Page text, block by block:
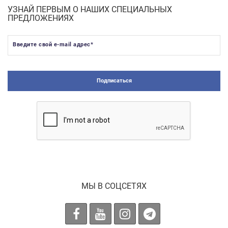
УЗНАЙ ПЕРВЫМ О НАШИХ СПЕЦИАЛЬНЫХ
ПРЕДЛОЖЕНИЯХ
Введите свой e-mail адрес*
Подписаться
МЫ В СОЦСЕТЯХ